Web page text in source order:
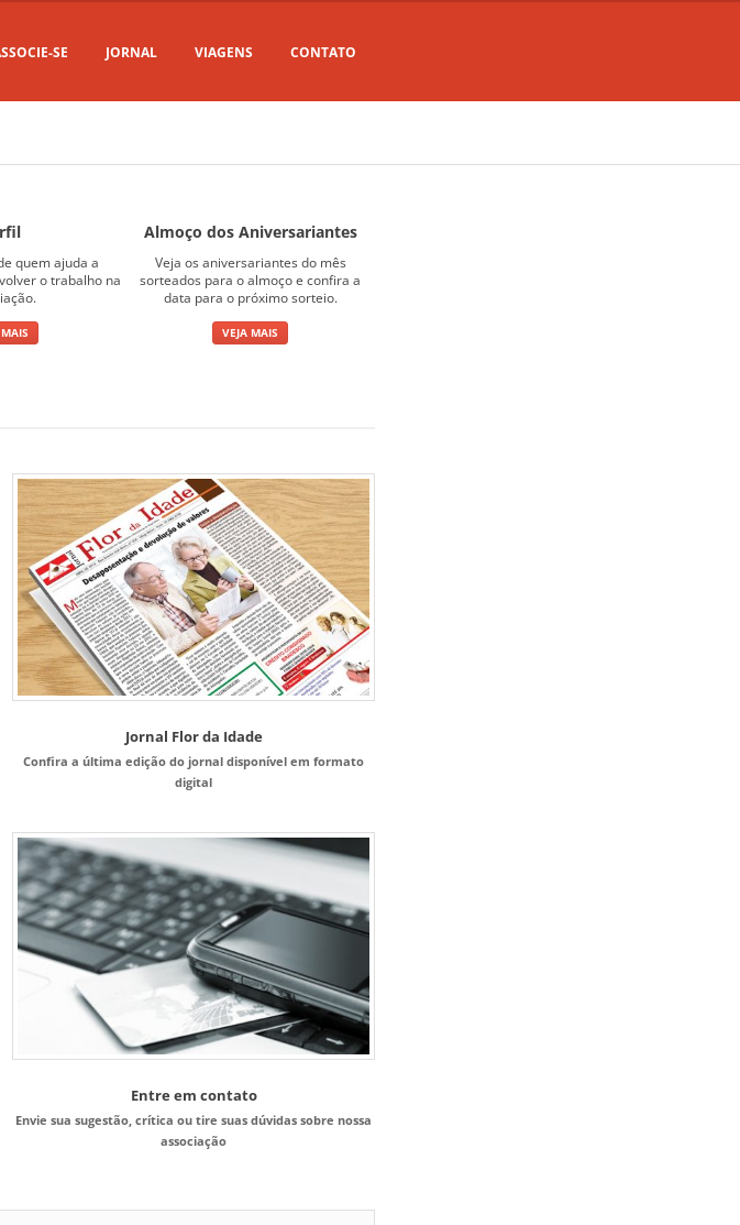
SE JORNAL VIAGENS CONTATO
quem ajuda a
o trabalho na
Almoço dos Aniversariantes
Veja os aniversariantes do mês
sorteados para o almoço e confira a
data para o próximo sorteio.
VEJA MAIS
Jornal Flor da Idade
Confira a última edição do jornal disponível em formato
digital
Entre em contato
Envie sua sugestão, crítica ou tire suas dúvidas sobre nossa
associação